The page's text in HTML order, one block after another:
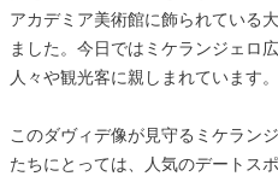
アカデミア美術館に飾られている
ました。今日ではミケランジェロ
人々や観光客に親しまれています。
このダヴィデ像が見守るミケラン
たちにとっては、人気のデートス